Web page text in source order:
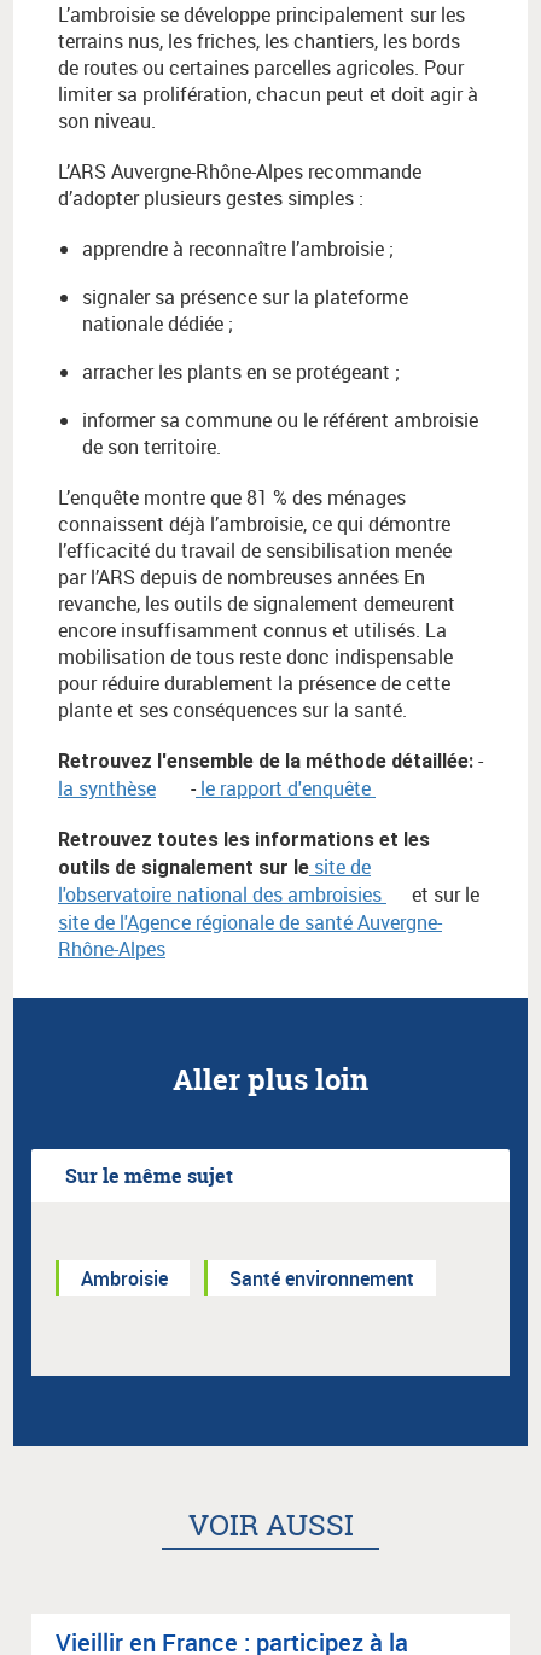
L’ambroisie se développe principalement sur les
terrains nus, les friches, les chantiers, les bords
de routes ou certaines parcelles agricoles. Pour
limiter sa prolifération, chacun peut et doit agir à
son niveau.
L’ARS Auvergne-Rhône-Alpes recommande
d’adopter plusieurs gestes simples :
apprendre à reconnaître l’ambroisie ;
signaler sa présence sur la plateforme
nationale dédiée ;
arracher les plants en se protégeant ;
informer sa commune ou le référent ambroisie
de son territoire.
L’enquête montre que 81 % des ménages
connaissent déjà l’ambroisie, ce qui démontre
l’efficacité du travail de sensibilisation menée
par l’ARS depuis de nombreuses années En
revanche, les outils de signalement demeurent
encore insuffisamment connus et utilisés. La
mobilisation de tous reste donc indispensable
pour réduire durablement la présence de cette
plante et ses conséquences sur la santé.
Retrouvez l'ensemble de la méthode détaillée: -
la synthèse
- le rapport d'enquête
Retrouvez toutes les informations et les
outils de signalement sur le site de
l'observatoire national des ambroisies
et sur le
site de l'Agence régionale de santé Auvergne-
Rhône-Alpes
Aller plus loin
Sur le même sujet
Ambroisie Santé environnement
VOIR AUSSI
Vieillir en France : par­ti­ci­pez à la